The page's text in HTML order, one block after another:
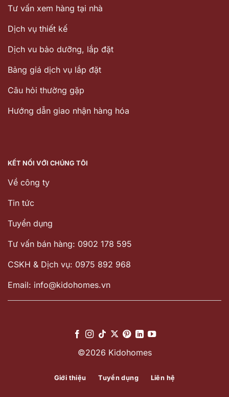
Tư vấn xem hàng tại nhà
Dịch vụ thiết kế
Dịch vu bảo dưỡng, lắp đặt
Bảng giá dịch vụ lắp đặt
Câu hỏi thường gặp
Hướng dẫn giao nhận hàng hóa
KẾT NỐI VỚI CHÚNG TÔI
Về công ty
Tin tức
Tuyển dụng
Tư vấn bán hàng: 0902 178 595
CSKH & Dịch vụ: 0975 892 968
Email: info@kidohomes.vn
©2026 Kidohomes
Giới thiệu Tuyển dụng Liên hệ